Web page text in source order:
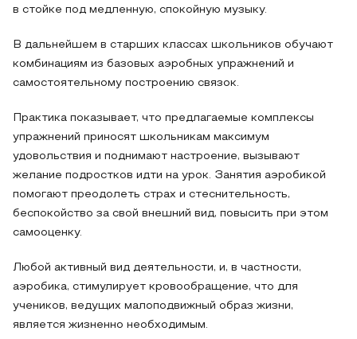
в стойке под медленную, спокойную музыку.
В дальнейшем в старших классах школьников обучают
комбинациям из базовых аэробных упражнений и
самостоятельному построению связок.
Практика показывает, что предлагаемые комплексы
упражнений приносят школьникам максимум
удовольствия и поднимают настроение, вызывают
желание подростков идти на урок. Занятия аэробикой
помогают преодолеть страх и стеснительность,
беспокойство за свой внешний вид, повысить при этом
самооценку.
Любой активный вид деятельности, и, в частности,
аэробика, стимулирует кровообращение, что для
учеников, ведущих малоподвижный образ жизни,
является жизненно необходимым.